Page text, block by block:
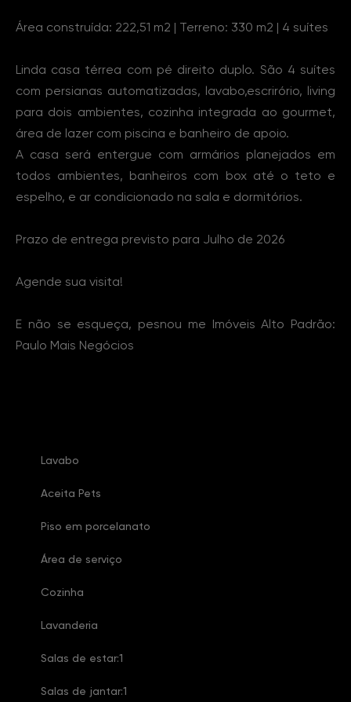
Área construída: 222,51 m2 | Terreno: 330 m2 | 4 suítes
Linda casa térrea com pé direito duplo. São 4 suítes
com persianas automatizadas, lavabo,escrirório, living
para dois ambientes, cozinha integrada ao gourmet,
área de lazer com piscina e banheiro de apoio.
A casa será entergue com armários planejados em
todos ambientes, banheiros com box até o teto e
espelho, e ar condicionado na sala e dormitórios.
Prazo de entrega previsto para Julho de 2026
Agende sua visita!
E não se esqueça, pesnou me Imóveis Alto Padrão:
Paulo Mais Negócios
Lavabo
Aceita Pets
Piso em porcelanato
Área de serviço
Cozinha
Lavanderia
Salas de estar:1
Salas de jantar:1